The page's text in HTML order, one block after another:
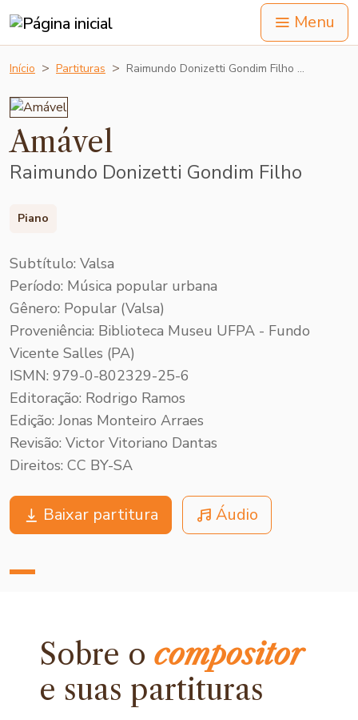
Menu
Início Partituras Raimundo Donizetti Gondim Filho …
Amável
Raimundo Donizetti Gondim Filho
Piano
Subtítulo: Valsa
Período: Música popular urbana
Gênero: Popular (Valsa)
Proveniência: Biblioteca Museu UFPA - Fundo
Vicente Salles (PA)
ISMN: 979-0-802329-25-6
Editoração: Rodrigo Ramos
Edição: Jonas Monteiro Arraes
Revisão: Victor Vitoriano Dantas
Direitos: CC BY-SA
Baixar partitura Áudio
Sobre ocompositor
e suas partituras